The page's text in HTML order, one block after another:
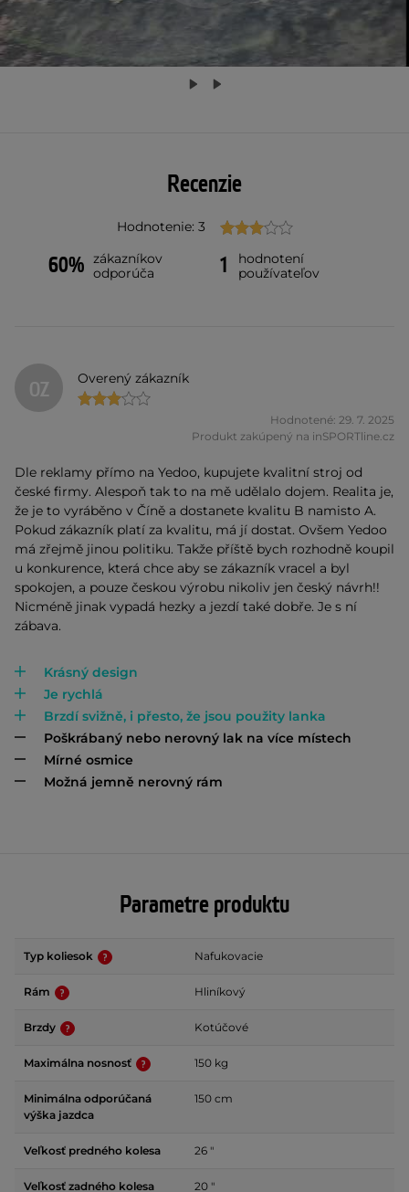
Recenzie
Hodnotenie: 3
60% zákazníkov
odporúča
1
hodnotení
používateľov
OZ Overený zákazník
Hodnotené: 29. 7. 2025
Produkt zakúpený na inSPORTline.cz
Dle reklamy přímo na Yedoo, kupujete kvalitní stroj od
české firmy. Alespoň tak to na mě udělalo dojem. Realita je,
že je to vyráběno v Číně a dostanete kvalitu B namisto A.
Pokud zákazník platí za kvalitu, má jí dostat. Ovšem Yedoo
má zřejmě jinou politiku. Takže příště bych rozhodně koupil
u konkurence, která chce aby se zákazník vracel a byl
spokojen, a pouze českou výrobu nikoliv jen český návrh!!
Nicméně jinak vypadá hezky a jezdí také dobře. Je s ní
zábava.
Krásný design
Je rychlá
Brzdí svižně, i přesto, že jsou použity lanka
Poškrábaný nebo nerovný lak na více místech
Mírné osmice
Možná jemně nerovný rám
Parametre produktu
Typ koliesok Nafukovacie
Rám Hliníkový
Brzdy Kotúčové
Maximálna nosnosť 150 kg
Minimálna odporúčaná
výška jazdca
150 cm
Veľkosť predného kolesa 26 "
Veľkosť zadného kolesa 20 "